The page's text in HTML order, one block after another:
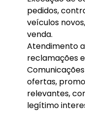
pedidos,
veículos
venda.
Atendimento
reclamações
ofertas,
relevantes,
legítimo